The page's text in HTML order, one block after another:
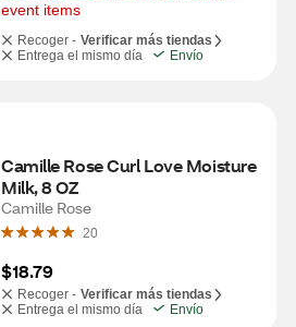
event items
Recoger - Verificar más tiendas
Entrega el mismo día
Envío
Camille Rose Curl Love Moisture
Milk, 8 OZ
Camille Rose
20
$18.79
Recoger - Verificar más tiendas
Entrega el mismo día
Envío